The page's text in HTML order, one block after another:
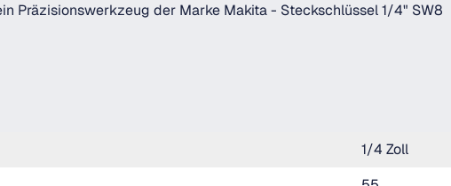
Präzisionswerkzeug der Marke Makita - Steckschlüssel 1/4" SW8
1/4 Zoll